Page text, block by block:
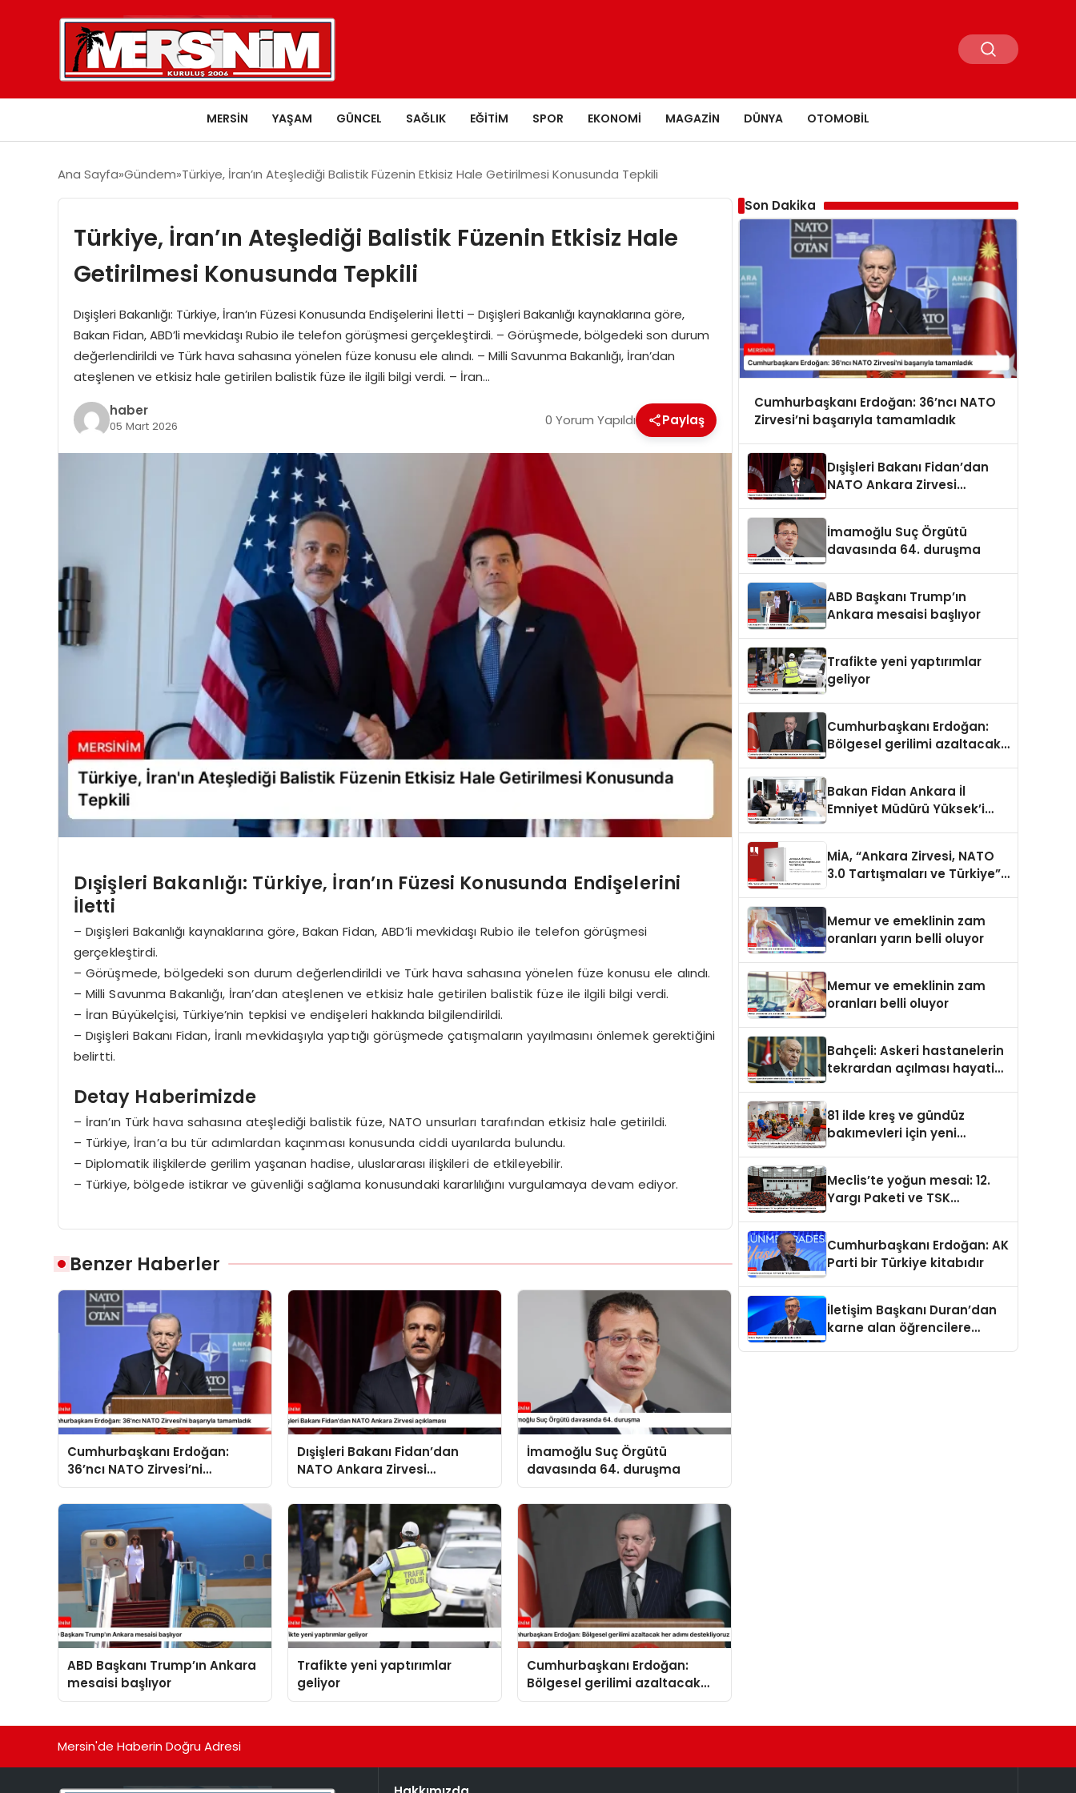
MERSIN YAŞAM GÜNCEL SAĞLIK EĞITIM SPOR EKONOMI MAGAZIN DÜNYA OTOMOBIL
Ana Sayfa Gündem Türkiye, İran’ın Ateşlediği Balistik Füzenin Etkisiz Hale Getirilmesi Konusunda Tepkili
Türkiye, İran’ın Ateşlediği Balistik Füzenin Etkisiz Hale
Getirilmesi Konusunda Tepkili
Dışişleri Bakanlığı: Türkiye, İran’ın Füzesi Konusunda Endişelerini İletti – Dışişleri Bakanlığı kaynaklarına göre,
Bakan Fidan, ABD’li mevkidaşı Rubio ile telefon görüşmesi gerçekleştirdi. – Görüşmede, bölgedeki son durum
değerlendirildi ve Türk hava sahasına yönelen füze konusu ele alındı. – Milli Savunma Bakanlığı, İran’dan
ateşlenen ve etkisiz hale getirilen balistik füze ile ilgili bilgi verdi. – İran…
haber
05 Mart 2026 0 Yorum Yapıldı Paylaş
Dışişleri Bakanlığı: Türkiye, İran’ın Füzesi Konusunda Endişelerini
İletti
– Dışişleri Bakanlığı kaynaklarına göre, Bakan Fidan, ABD’li mevkidaşı Rubio ile telefon görüşmesi
gerçekleştirdi.
– Görüşmede, bölgedeki son durum değerlendirildi ve Türk hava sahasına yönelen füze konusu ele alındı.
– Milli Savunma Bakanlığı, İran’dan ateşlenen ve etkisiz hale getirilen balistik füze ile ilgili bilgi verdi.
– İran Büyükelçisi, Türkiye’nin tepkisi ve endişeleri hakkında bilgilendirildi.
– Dışişleri Bakanı Fidan, İranlı mevkidaşıyla yaptığı görüşmede çatışmaların yayılmasını önlemek gerektiğini
belirtti.
Detay Haberimizde
– İran’ın Türk hava sahasına ateşlediği balistik füze, NATO unsurları tarafından etkisiz hale getirildi.
– Türkiye, İran’a bu tür adımlardan kaçınması konusunda ciddi uyarılarda bulundu.
– Diplomatik ilişkilerde gerilim yaşanan hadise, uluslararası ilişkileri de etkileyebilir.
– Türkiye, bölgede istikrar ve güvenliği sağlama konusundaki kararlılığını vurgulamaya devam ediyor.
Benzer Haberler
Cumhurbaşkanı Erdoğan:
36’ncı NATO Zirvesi’ni
başarıyla tamamladık
Dışişleri Bakanı Fidan’dan
NATO Ankara Zirvesi
açıklaması
İmamoğlu Suç Örgütü
davasında 64. duruşma
ABD Başkanı Trump’ın Ankara
mesaisi başlıyor
Trafikte yeni yaptırımlar
geliyor
Cumhurbaşkanı Erdoğan:
Bölgesel gerilimi azaltacak
her adımı destekliyoruz
Son Dakika
Cumhurbaşkanı Erdoğan: 36’ncı NATO
Zirvesi’ni başarıyla tamamladık
Dışişleri Bakanı Fidan’dan
NATO Ankara Zirvesi
İmamoğlu Suç Örgütü
davasında 64. duruşma
ABD Başkanı Trump’ın
Ankara mesaisi başlıyor
Trafikte yeni yaptırımlar
geliyor
Cumhurbaşkanı Erdoğan:
Bölgesel gerilimi azaltacak
Bakan Fidan Ankara İl
Emniyet Müdürü Yüksek’i
MİA, “Ankara Zirvesi, NATO
3.0 Tartışmaları ve Türkiye”
Memur ve emeklinin zam
oranları yarın belli oluyor
Memur ve emeklinin zam
oranları belli oluyor
Bahçeli: Askeri hastanelerin
tekrardan açılması hayati
81 ilde kreş ve gündüz
bakımevleri için yeni
Meclis’te yoğun mesai: 12.
Yargı Paketi ve TSK
Cumhurbaşkanı Erdoğan: AK
Parti bir Türkiye kitabıdır
İletişim Başkanı Duran’dan
karne alan öğrencilere
Mersin'de Haberin Doğru Adresi